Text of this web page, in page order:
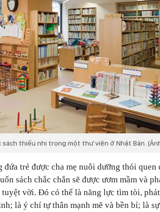
thiếu nhi trong một thư viện ở Nhật Bản.
trẻ được cha mẹ nuôi dưỡng thói quen
sách chắc chắn sẽ được ươm mầm và
vời. Đó có thể là năng lực tìm tòi,
là ý chí tự thân mạnh mẽ và bền bỉ; là